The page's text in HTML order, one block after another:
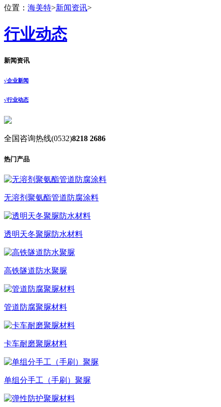
位置： 海美特>新闻资讯>
行业动态
新闻资讯
√企业新闻
√行业动态
全国咨询热线(0532)8218 2686
热门产品
无溶剂聚氨酯管道防腐涂料
透明天冬聚脲防水材料
高铁隧道防水聚脲
管道防腐聚脲材料
卡车耐磨聚脲材料
单组分手工（手刷）聚脲